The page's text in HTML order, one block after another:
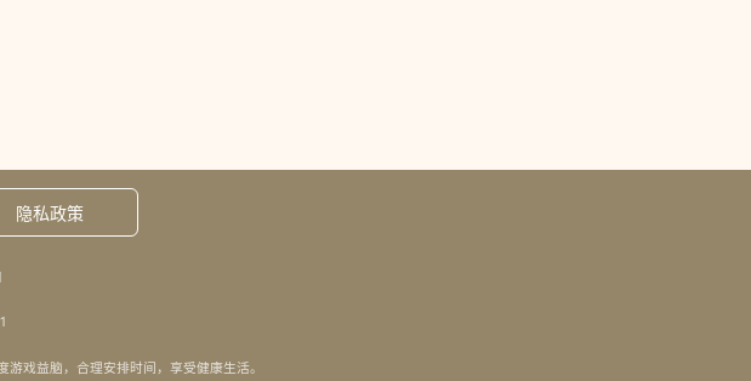
隐私政策
戏益脑，合理安排时间，享受健康生活。